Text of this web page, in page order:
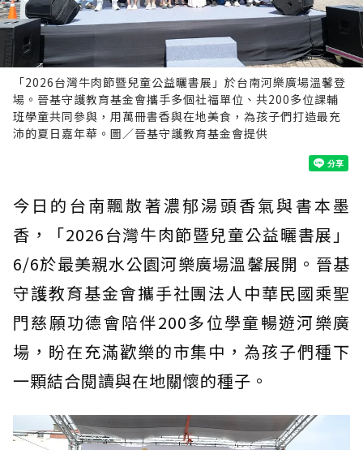
「2026台灣牛肉節暨兒童公益曬書展」於台南河樂廣場溫馨登
場。晉基守護教育基金會攜手多個社福單位、共200多位課輔
班學童共同參與，用萬冊書香與在地美食，為孩子們打造最充
沛的夏日嘉年華。圖／晉基守護教育基金會提供
今日的台南飄散著濃郁湯頭香氣與書本墨
香，「2026台灣牛肉節暨兒童公益曬書展」
6/6於最美親水公園河樂廣場溫馨展開。晉基
守護教育基金會攜手社團法人中華民國乘聖
門慈願功德會陪伴200多位學童暢遊河樂廣
場，盼在充滿歡樂的市集中，為孩子們種下
一顆結合閱讀與在地關懷的種子。